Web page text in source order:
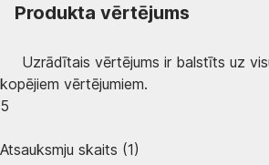
Produkta vērtējums
Uzrādītais vērtējums ir balstīts uz
kopējiem vērtējumiem.
5
Atsauksmju skaits (1)